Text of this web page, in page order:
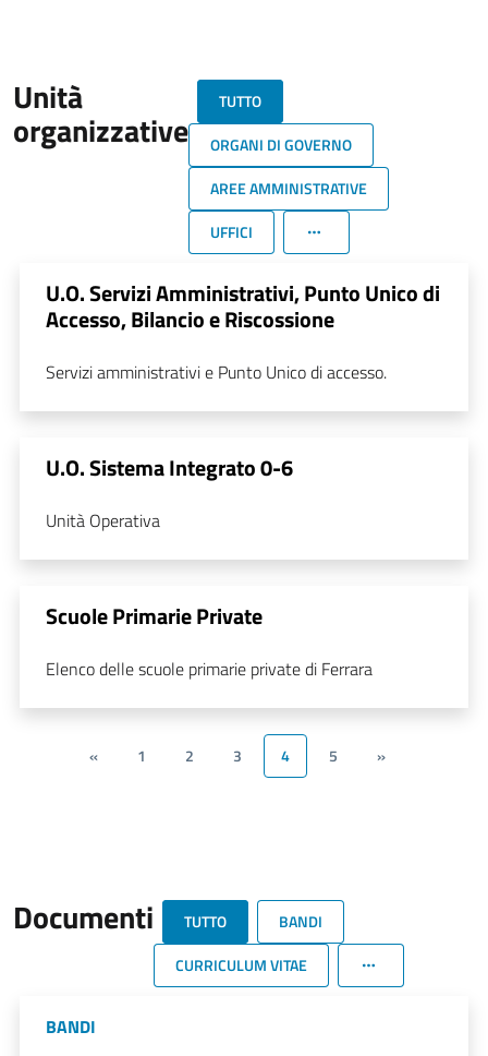
Unità
organizzative
TUTTO
ORGANI DI GOVERNO
AREE AMMINISTRATIVE
UFFICI
U.O. Servizi Amministrativi, Punto Unico di
Accesso, Bilancio e Riscossione
Servizi amministrativi e Punto Unico di accesso.
U.O. Sistema Integrato 0-6
Unità Operativa
Scuole Primarie Private
Elenco delle scuole primarie private di Ferrara
« 1 2 3 4 5 »
Documenti TUTTO
BANDI
CURRICULUM VITAE
BANDI